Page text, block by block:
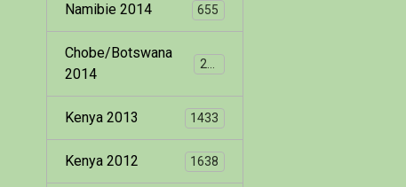
Namibie 2014 655
Chobe/Botswana
2014
Kenya 2013 1433
Kenya 2012 1638